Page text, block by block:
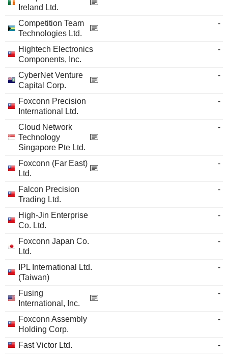
Ireland Ltd.
Competition Team
Technologies Ltd.
-
Hightech Electronics
Components, Inc.
-
CyberNet Venture
Capital Corp.
-
Foxconn Precision
International Ltd.
-
Cloud Network
Technology
Singapore Pte Ltd.
-
Foxconn (Far East)
Ltd.
-
Falcon Precision
Trading Ltd.
-
High-Jin Enterprise
Co. Ltd.
-
Foxconn Japan Co.
Ltd.
-
IPL International Ltd.
(Taiwan)
-
Fusing
International, Inc.
-
Foxconn Assembly
Holding Corp.
-
Fast Victor Ltd.
-